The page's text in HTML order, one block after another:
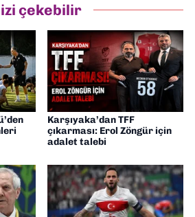
çekebilir
Karşıyaka’dan TFF
çıkarması: Erol Zöngür için
adalet talebi